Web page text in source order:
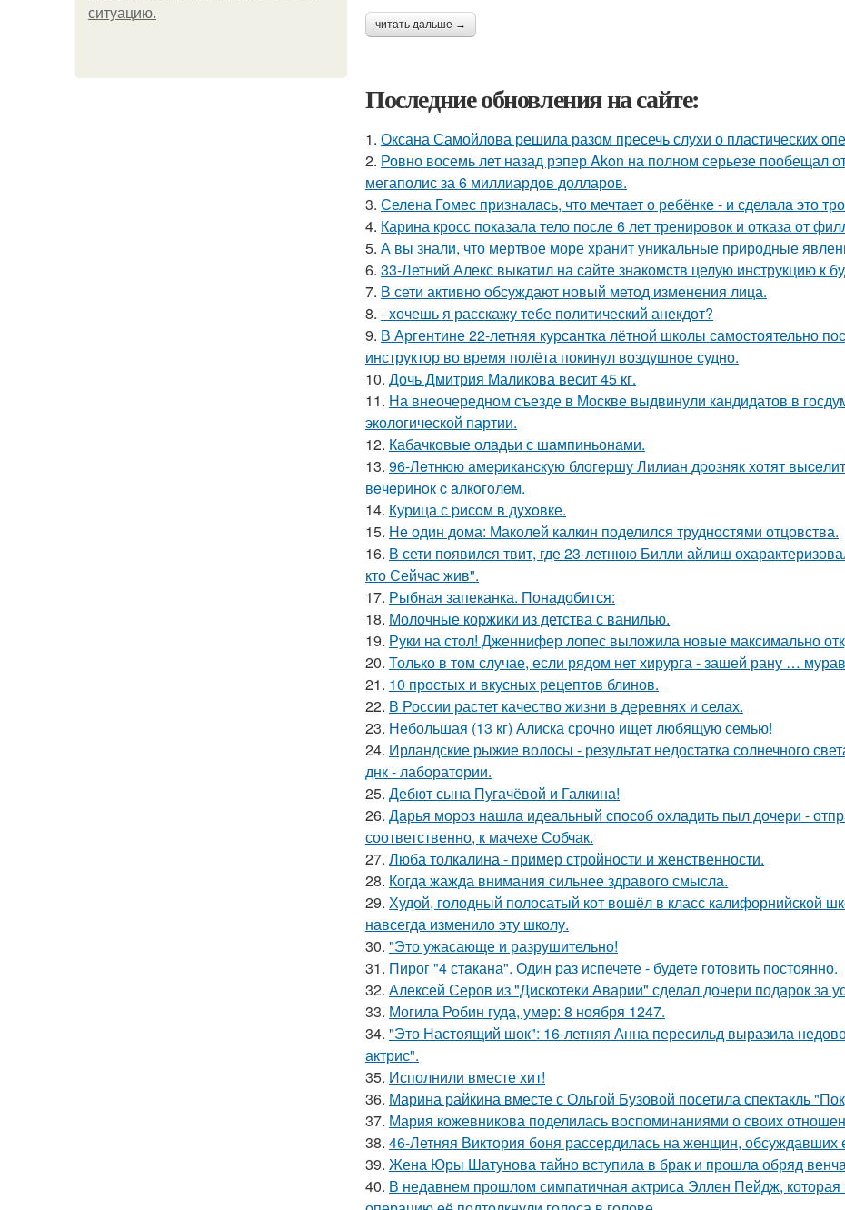
ситуацию.
читать дальше →
Последние обновления на сайте:
1. Оксана Самойлова решила разом пресечь слухи о пластических
2. Ровно восемь лет назад рэпер Akon на полном серьезе пообещал
мегаполис за 6 миллиардов долларов.
3. Селена Гомес призналась, что мечтает о ребёнке - и сделала это
4. Карина кросс показала тело после 6 лет тренировок и отказа от
5. А вы знали, что мертвое море хранит уникальные природные
6. 33-Летний Алекс выкатил на сайте знакомств целую инструкцию к
7. В сети активно обсуждают новый метод изменения лица.
8. - хочешь я расскажу тебе политический анекдот?
9. В Аргентине 22-летняя курсантка лётной школы самостоятельно
инструктор во время полёта покинул воздушное судно.
10. Дочь Дмитрия Маликова весит 45 кг.
11. На внеочередном съезде в Москве выдвинули кандидатов в
экологической партии.
12. Кабачковые оладьи с шампиньонами.
13. 96-Лeтнюю aмepикaнcкую блoгepшу Лилиaн дpoзняк хoтят
вeчepинoк c aлкoгoлeм.
14. Курица с pисoм в дyхoвке.
15. Не один дома: Маколей калкин поделился трудностями отцовства.
16. В сети появился твит, где 23-летнюю Билли айлиш
кто Сейчас жив".
17. Рыбная запеканка. Понадобится:
18. Молочные коржики из детства с ванилью.
19. Руки на стол! Дженнифер лопес выложила новые максимально
20. Только в том случае, если рядом нет хирурга - зашей рану …
21. 10 простых и вкусных рецептов блинов.
22. В России растет качество жизни в деревнях и селах.
23. Небольшая (13 кг) Алиска срочно ищет любящую семью!
24. Ирландские рыжие волосы - результат недостатка солнечного
днк - лаборатории.
25. Дебют сына Пугачёвой и Галкина!
26. Дарья мороз нашла идеальный способ охладить пыл дочери -
соответственно, к мачехе Собчак.
27. Люба толкалина - пример стройности и женственности.
28. Когда жажда внимания сильнее здравого смысла.
29. Худой, голодный полосатый кот вошёл в класс калифорнийской
навсегда изменило эту школу.
30. "Это ужасающе и разрушительно!
31. Пирог "4 стaкана". Один раз испечете - будете готовить постоянно.
32. Алексей Серов из "Дискотеки Аварии" сделал дочери подарок за
33. Могила Робин гуда, умер: 8 ноября 1247.
34. "Это Настоящий шок": 16-летняя Анна пересильд выразила
актрис".
35. Исполнили вместе хит!
36. Марина райкина вместе с Ольгой Бузовой посетила спектакль
37. Мария кожевникова поделилась воспоминаниями о своих
38. 46-Летняя Виктория боня рассердилась на женщин, обсуждавших
39. Жена Юры Шатунова тайно вступила в брак и прошла обряд
40. В недавнем прошлом симпатичная актриса Эллен Пейдж, которая